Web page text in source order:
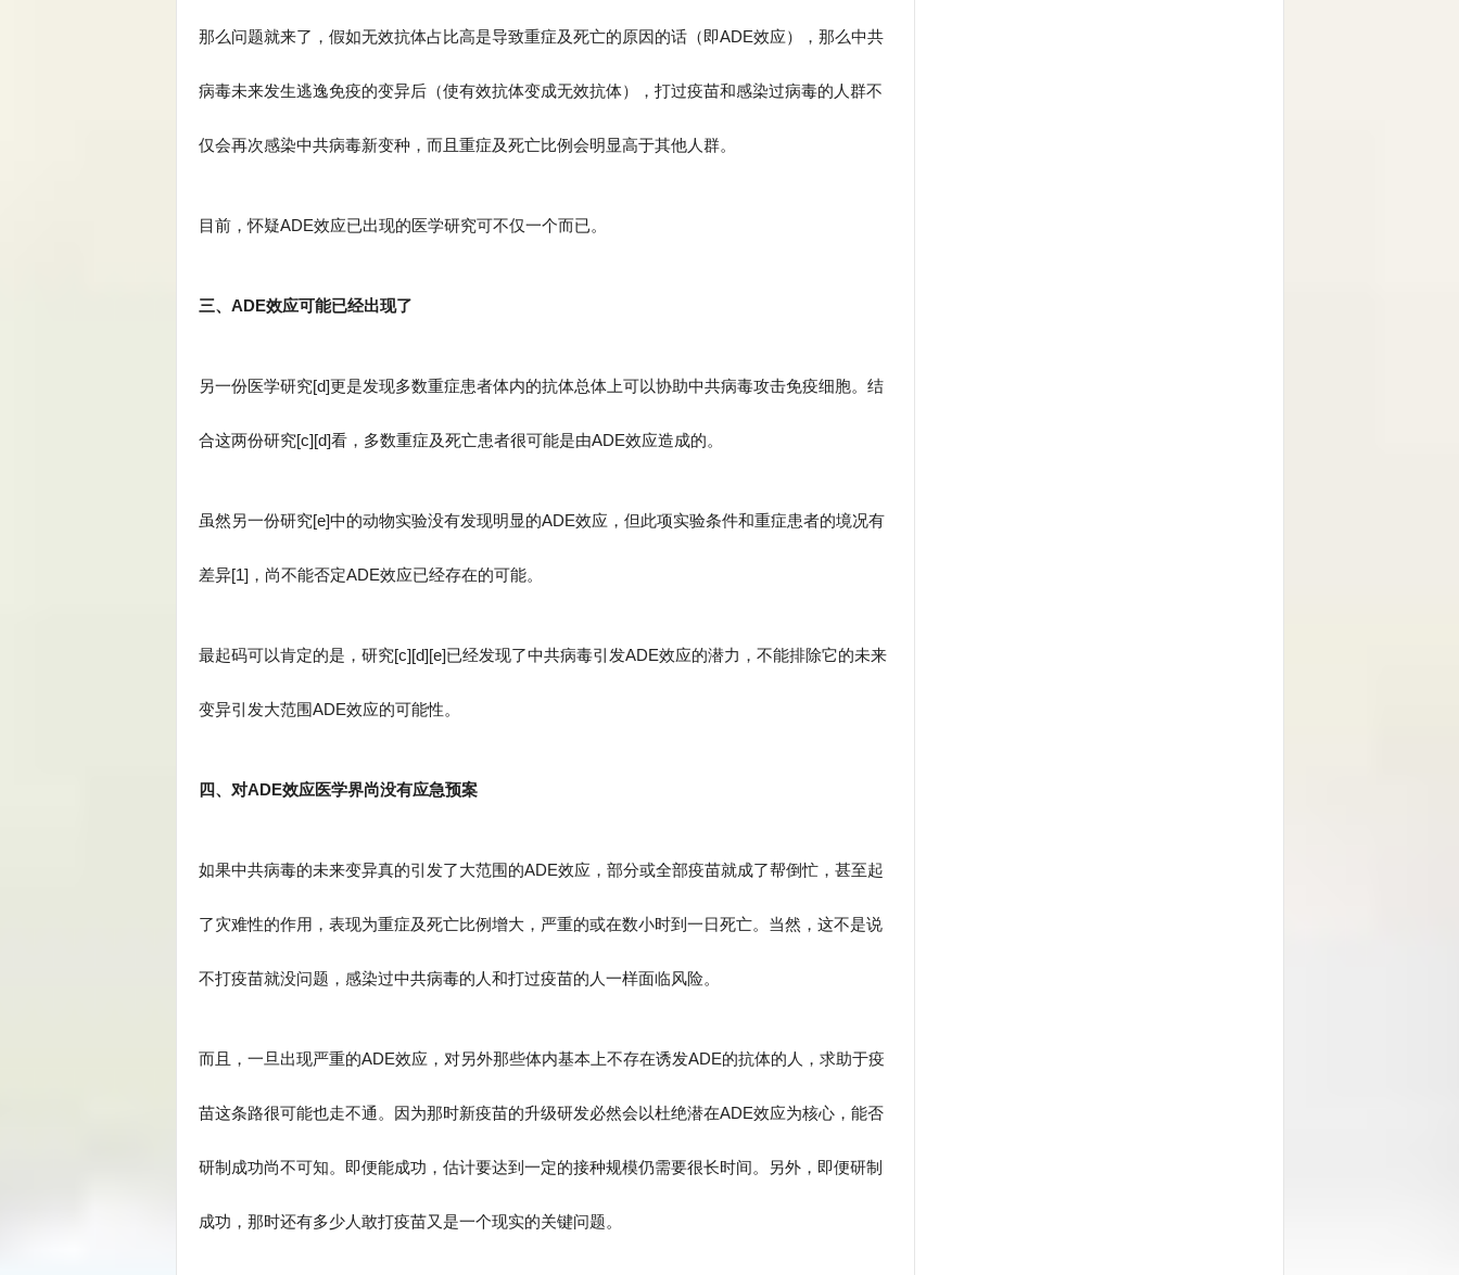
那么问题就来了，假如无效抗体占比高是导致重症及死亡的原因的话（即ADE效应），那么中共
病毒未来发生逃逸免疫的变异后（使有效抗体变成无效抗体），打过疫苗和感染过病毒的人群不
仅会再次感染中共病毒新变种，而且重症及死亡比例会明显高于其他人群。
目前，怀疑ADE效应已出现的医学研究可不仅一个而已。
三、ADE效应可能已经出现了
另一份医学研究[d]更是发现多数重症患者体内的抗体总体上可以协助中共病毒攻击免疫细胞。结
合这两份研究[c][d]看，多数重症及死亡患者很可能是由ADE效应造成的。
虽然另一份研究[e]中的动物实验没有发现明显的ADE效应，但此项实验条件和重症患者的境况有
差异[1]，尚不能否定ADE效应已经存在的可能。
最起码可以肯定的是，研究[c][d][e]已经发现了中共病毒引发ADE效应的潜力，不能排除它的未来
变异引发大范围ADE效应的可能性。
四、对ADE效应医学界尚没有应急预案
如果中共病毒的未来变异真的引发了大范围的ADE效应，部分或全部疫苗就成了帮倒忙，甚至起
了灾难性的作用，表现为重症及死亡比例增大，严重的或在数小时到一日死亡。当然，这不是说
不打疫苗就没问题，感染过中共病毒的人和打过疫苗的人一样面临风险。
而且，一旦出现严重的ADE效应，对另外那些体内基本上不存在诱发ADE的抗体的人，求助于疫
苗这条路很可能也走不通。因为那时新疫苗的升级研发必然会以杜绝潜在ADE效应为核心，能否
研制成功尚不可知。即便能成功，估计要达到一定的接种规模仍需要很长时间。另外，即便研制
成功，那时还有多少人敢打疫苗又是一个现实的关键问题。